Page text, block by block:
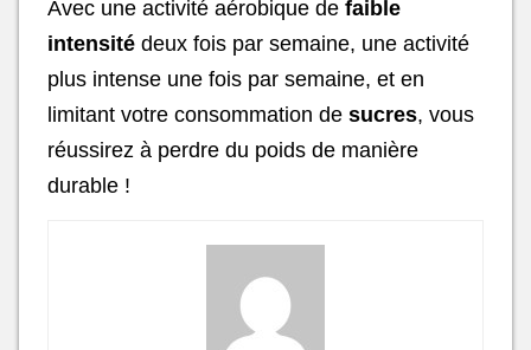
Avec une activité aérobique de faible
intensité deux fois par semaine, une activité
plus intense une fois par semaine, et en
limitant votre consommation de sucres, vous
réussirez à perdre du poids de manière
durable !